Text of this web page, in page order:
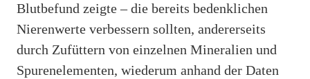
Blutbefund zeigte – die bereits bedenklichen
Nierenwerte verbessern sollten, andererseits
durch Zufüttern von einzelnen Mineralien und
Spurenelementen, wiederum anhand der Daten